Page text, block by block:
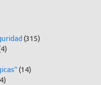
(315)
(14)